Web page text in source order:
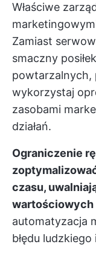
Właściwe
Zamiast
smaczny
powtarzalnych,
wykorzystaj
zasobami
działań.
Ograniczenie
czasu,
wartościowych
automatyzacja
błędu